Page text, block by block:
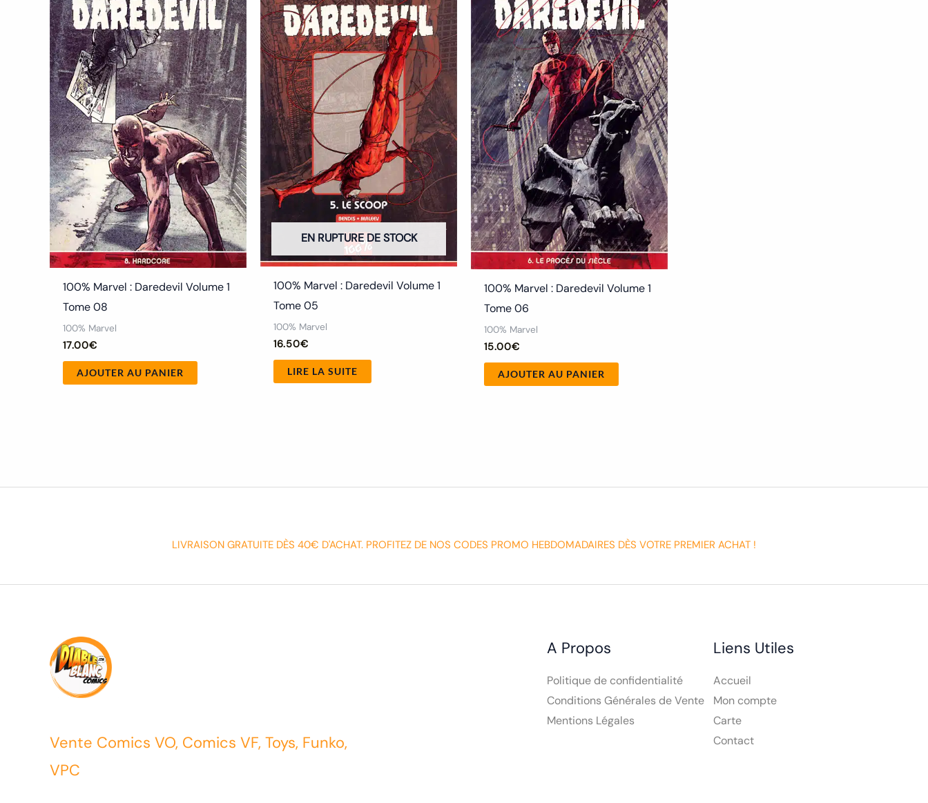
100% Marvel : Daredevil Volume 1
Tome 08
100% Marvel
17.00€
AJOUTER AU PANIER
EN RUPTURE DE STOCK
100% Marvel : Daredevil Volume 1
Tome 05
100% Marvel
16.50€
LIRE LA SUITE
100% Marvel : Daredevil Volume 1
Tome 06
100% Marvel
15.00€
AJOUTER AU PANIER
LIVRAISON GRATUITE DÈS 40€ D'ACHAT. PROFITEZ DE NOS CODES PROMO HEBDOMADAIRES DÈS VOTRE PREMIER ACHAT !
Vente Comics VO, Comics VF, Toys, Funko,
VPC
A Propos
Politique de confidentialité
Conditions Générales de Vente
Mentions Légales
Liens Utiles
Accueil
Mon compte
Carte
Contact